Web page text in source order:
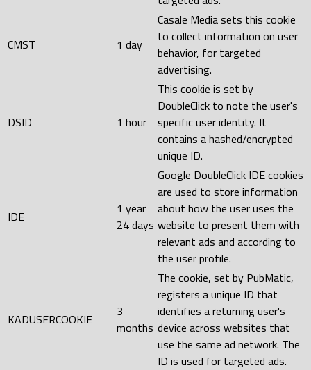
CMST 1 day
Casale Media sets this cookie
to collect information on user
behavior, for targeted
advertising.
DSID 1 hour
This cookie is set by
DoubleClick to note the user's
specific user identity. It
contains a hashed/encrypted
unique ID.
IDE
1 year
24 days
Google DoubleClick IDE cookies
are used to store information
about how the user uses the
website to present them with
relevant ads and according to
the user profile.
KADUSERCOOKIE
3
months
The cookie, set by PubMatic,
registers a unique ID that
identifies a returning user's
device across websites that
use the same ad network. The
ID is used for targeted ads.